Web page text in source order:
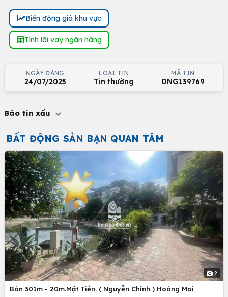
Biến động giá khu vực
Tính lãi vay ngân hàng
NGÀY ĐĂNG
24/07/2025
LOẠI TIN
Tin thường
MÃ TIN
DNG139769
Báo tin xấu
BẤT ĐỘNG SẢN BẠN QUAN TÂM
2
Bán 301m - 20m.Mặt Tiền. ( Nguyễn Chính ) Hoàng Mai